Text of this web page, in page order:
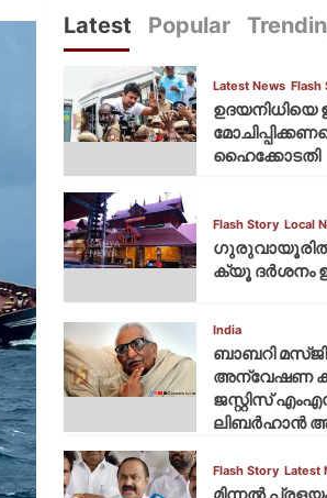
Latest Popular
Latest News Flash
ഉദയനിധിയെ
ഹൈക്കോടതി
Flash Story Local
ക്യൂ ദര്‍ശനം
India
ബാബറി
അന്വേഷണ
ജസ്റ്റിസ്
ലിബര്‍ഹാന്‍
Flash Story Latest